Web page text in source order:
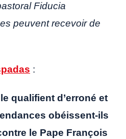
Fiducia
peuvent recevoir de
:
qualifient d’erroné et
obéissent-ils
le Pape François